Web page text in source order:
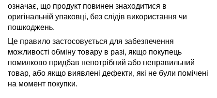
означає, що продукт повинен знаходитися в
оригінальній упаковці, без слідів використання чи
пошкоджень.
Це правило застосовується для забезпечення
можливості обміну товару в разі, якщо покупець
помилково придбав непотрібний або неправильний
товар, або якщо виявлені дефекти, які не були помічені
на момент покупки.